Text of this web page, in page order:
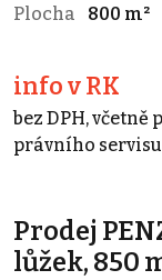
Plocha
800 m²
info v RK
bez DPH, včetně
právního servisu
Prodej
lůžek, 850